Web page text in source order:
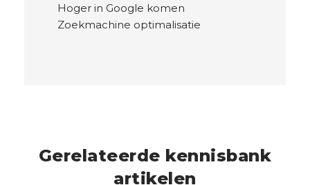
Gerelateerde kennisbank
artikelen
Hoger in Google komen
Zoekmachine optimalisatie